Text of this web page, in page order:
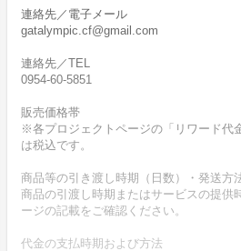
連絡先／電子メール
gatalympic.cf@gmail.com
連絡先／TEL
0954-60-5851
販売価格帯
※各プロジェクトページの「リワード代
は税込です。
商品等の引き渡し時期（日数）・発送方
商品の引渡し時期またはサービスの提供
ージの記載をご確認ください。
代金の支払時期および方法